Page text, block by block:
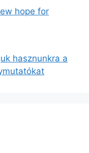
hope for
hasznunkra a